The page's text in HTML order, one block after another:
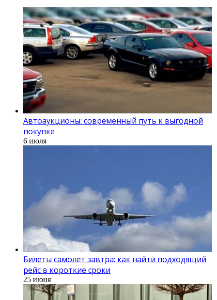
Автоаукционы: современный путь к выгодной
покупке
6 июля
Билеты самолет завтра: как найти подходящий
рейс в короткие сроки
25 июня